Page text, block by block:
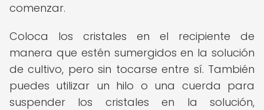
comenzar.
Coloca los cristales en el recipiente de
manera que estén sumergidos en la solución
de cultivo, pero sin tocarse entre sí. También
puedes utilizar un hilo o una cuerda para
suspender los cristales en la solución,